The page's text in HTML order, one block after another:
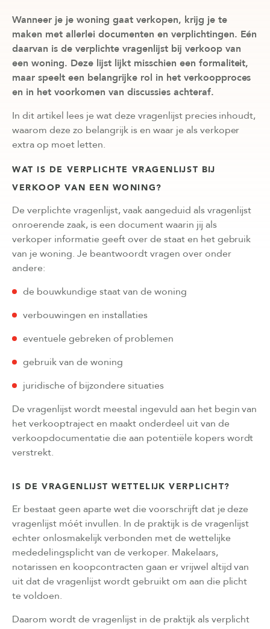
Wanneer je je woning gaat verkopen, krijg je te
maken met allerlei documenten en verplichtingen. Eén
daarvan is de verplichte vragenlijst bij verkoop van
een woning. Deze lijst lijkt misschien een formaliteit,
maar speelt een belangrijke rol in het verkoopproces
en in het voorkomen van discussies achteraf.
In dit artikel lees je wat deze vragenlijst precies inhoudt,
waarom deze zo belangrijk is en waar je als verkoper
extra op moet letten.
WAT IS DE VERPLICHTE VRAGENLIJST BIJ
VERKOOP VAN EEN WONING?
De verplichte vragenlijst, vaak aangeduid als vragenlijst
onroerende zaak, is een document waarin jij als
verkoper informatie geeft over de staat en het gebruik
van je woning. Je beantwoordt vragen over onder
andere:
de bouwkundige staat van de woning
verbouwingen en installaties
eventuele gebreken of problemen
gebruik van de woning
juridische of bijzondere situaties
De vragenlijst wordt meestal ingevuld aan het begin van
het verkooptraject en maakt onderdeel uit van de
verkoopdocumentatie die aan potentiële kopers wordt
verstrekt.
IS DE VRAGENLIJST WETTELIJK VERPLICHT?
Er bestaat geen aparte wet die voorschrijft dat je deze
vragenlijst móét invullen. In de praktijk is de vragenlijst
echter onlosmakelijk verbonden met de wettelijke
mededelingsplicht van de verkoper. Makelaars,
notarissen en koopcontracten gaan er vrijwel altijd van
uit dat de vragenlijst wordt gebruikt om aan die plicht
te voldoen.
Daarom wordt de vragenlijst in de praktijk als verplicht